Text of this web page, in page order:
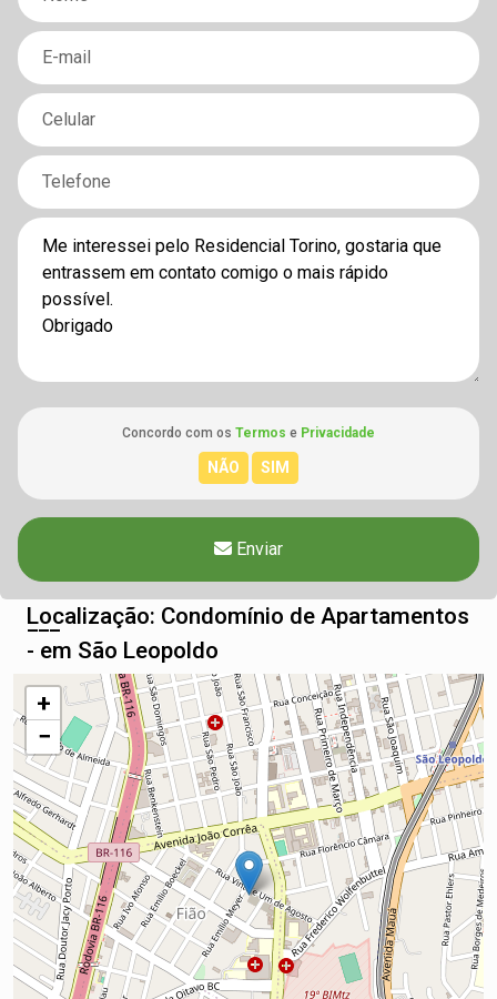
Concordo com os Termos e Privacidade
Enviar
Localização: Condomínio de Apartamentos
- em São Leopoldo
+
−